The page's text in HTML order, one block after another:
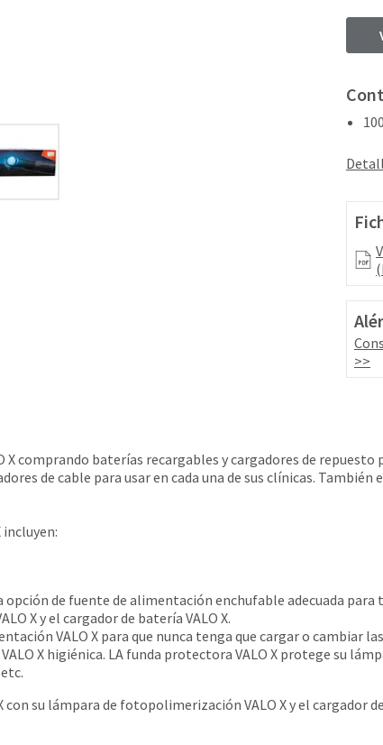
>>
comprando baterías recargables y cargadores de repuesto
de cable para usar en cada una de sus clínicas.
opción de fuente de alimentación enchufable adecuada
X y el cargador de batería VALO X.
VALO X para que nunca tenga que cargar o cambiar
X higiénica. LA funda protectora VALO X protege su
su lámpara de fotopolimerización VALO X y el cargador